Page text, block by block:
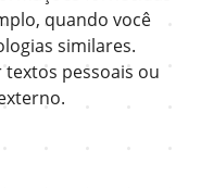
quando você
similares.
pessoais ou